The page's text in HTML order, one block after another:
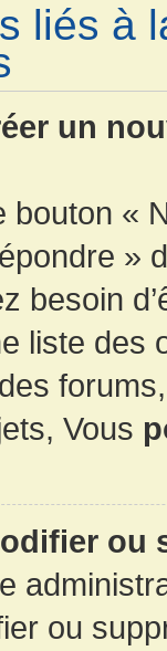
liés à
un
bouton «
»
besoin
liste des
Vous
ou
ou